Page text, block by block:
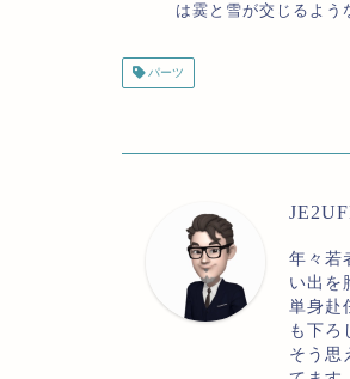
は霙と雪が交じるよ
パーツ
年々若
い出を
単身赴
も下ろ
そう思